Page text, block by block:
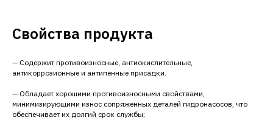
Свойства продукта
— Содержит противоизносные, антиокислительные,
антикоррозионные и антипенные присадки.
— Обладает хорошими противоизносными свойствами,
минимизирующими износ сопряженных деталей гидронасосов, что
обеспечивает их долгий срок службы;